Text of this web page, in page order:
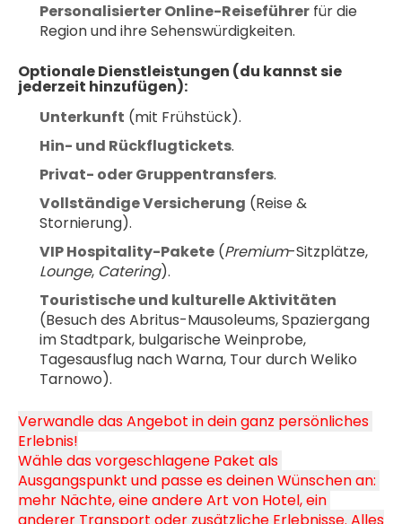
Personalisierter Online-Reiseführer für die
Region und ihre Sehenswürdigkeiten.
Optionale Dienstleistungen (du kannst sie
jederzeit hinzufügen):
Unterkunft (mit Frühstück).
Hin- und Rückflugtickets.
Privat- oder Gruppentransfers.
Vollständige Versicherung (Reise &
Stornierung).
VIP Hospitality-Pakete (Premium
Lounge, Catering).
Touristische und kulturelle Aktivitäten
(Besuch des Abritus-Mausoleums, Spaziergang
im Stadtpark, bulgarische Weinprobe,
Tagesausflug nach Warna, Tour durch Weliko
Tarnowo).
Verwandle das Angebot in dein ganz persönliches
Erlebnis!
Wähle das vorgeschlagene Paket als
Ausgangspunkt und passe es deinen Wünschen an:
mehr Nächte, eine andere Art von Hotel, ein